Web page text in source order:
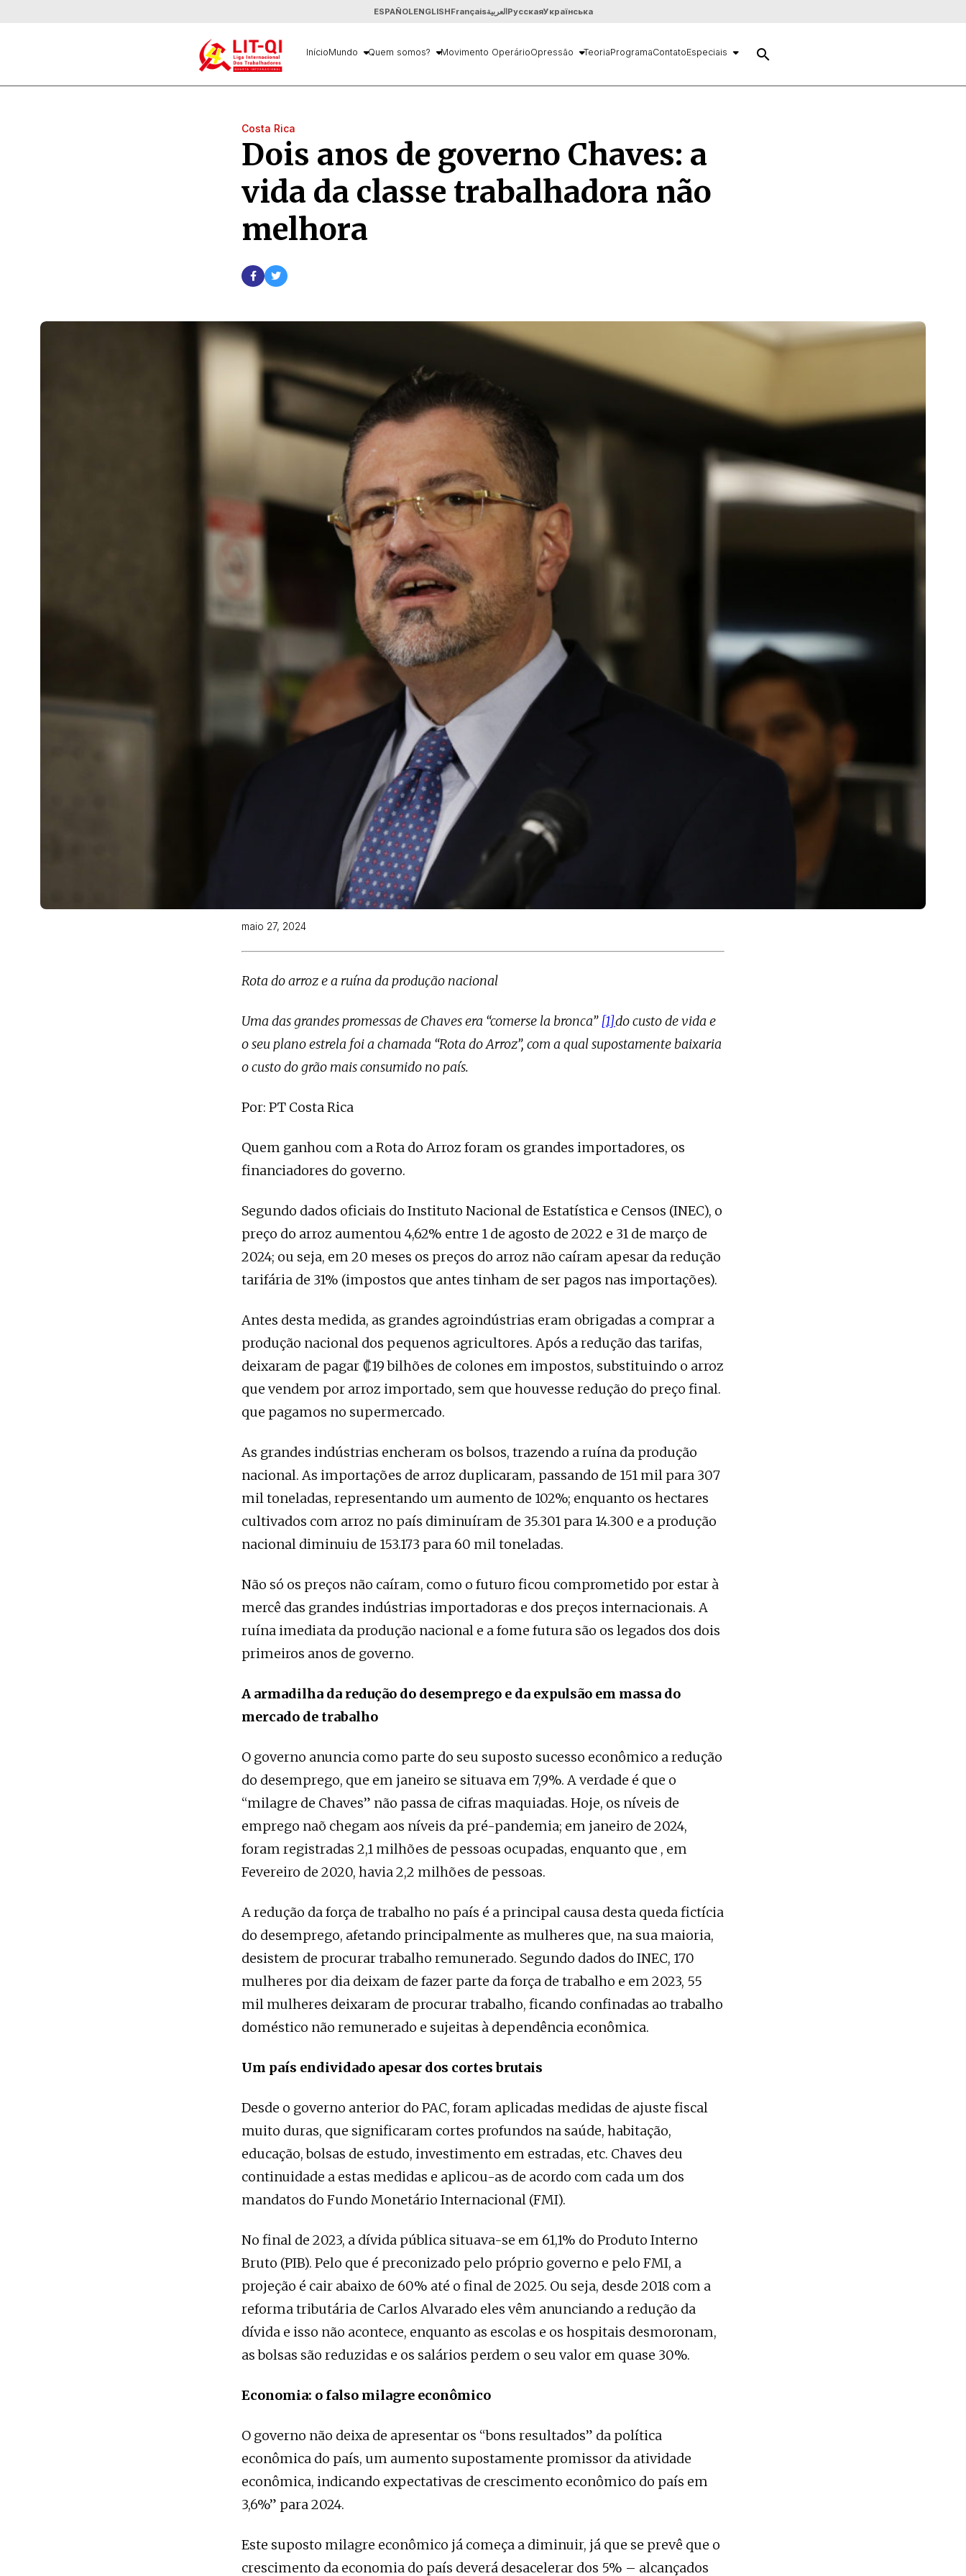
ESPAÑOLENGLISHFrançaisالعربيةРусскаяУкраїнська
InícioMundo Quem somos? Movimento OperárioOpressão TeoriaProgramaContatoEspeciais search
Costa Rica
Dois anos de governo Chaves: a
vida da classe trabalhadora não
melhora
maio 27, 2024
Rota do arroz e a ruína da produção nacional
Uma das grandes promessas de Chaves era “comerse la bronca” [1]do custo de vida e
o seu plano estrela foi a chamada “Rota do Arroz”, com a qual supostamente baixaria
o custo do grão mais consumido no país.
Por: PT Costa Rica
Quem ganhou com a Rota do Arroz foram os grandes importadores, os
financiadores do governo.
Segundo dados oficiais do Instituto Nacional de Estatística e Censos (INEC), o
preço do arroz aumentou 4,62% ​​entre 1 de agosto de 2022 e 31 de março de
2024; ou seja, em 20 meses os preços do arroz não caíram apesar da redução
tarifária de 31% (impostos que antes tinham de ser pagos nas importações).
Antes desta medida, as grandes agroindústrias eram obrigadas a comprar a
produção nacional dos pequenos agricultores. Após a redução das tarifas,
deixaram de pagar ₡19 bilhões de colones em impostos, substituindo o arroz
que vendem por arroz importado, sem que houvesse redução do preço final.
que pagamos no supermercado.
As grandes indústrias encheram os bolsos, trazendo a ruína da produção
nacional. As importações de arroz duplicaram, passando de 151 mil para 307
mil toneladas, representando um aumento de 102%; enquanto os hectares
cultivados com arroz no país diminuíram de 35.301 para 14.300 e a produção
nacional diminuiu de 153.173 para 60 mil toneladas.
Não só os preços não caíram, como o futuro ficou comprometido por estar à
mercê das grandes indústrias importadoras e dos preços internacionais. A
ruína imediata da produção nacional e a fome futura são os legados dos dois
primeiros anos de governo.
A armadilha da redução do desemprego e da expulsão em massa do
mercado de trabalho
O governo anuncia como parte do seu suposto sucesso econômico a redução
do desemprego, que em janeiro se situava em 7,9%. A verdade é que o
“milagre de Chaves” não passa de cifras maquiadas. Hoje, os níveis de
emprego naõ chegam aos níveis da pré-pandemia; em janeiro de 2024,
foram registradas 2,1 milhões de pessoas ocupadas, enquanto que , em
Fevereiro de 2020, havia 2,2 milhões de pessoas.
A redução da força de trabalho no país é a principal causa desta queda fictícia
do desemprego, afetando principalmente as mulheres que, na sua maioria,
desistem de procurar trabalho remunerado. Segundo dados do INEC, 170
mulheres por dia deixam de fazer parte da força de trabalho e em 2023, 55
mil mulheres deixaram de procurar trabalho, ficando confinadas ao trabalho
doméstico não remunerado e sujeitas à dependência econômica.
Um país endividado apesar dos cortes brutais
Desde o governo anterior do PAC, foram aplicadas medidas de ajuste fiscal
muito duras, que significaram cortes profundos na saúde, habitação,
educação, bolsas de estudo, investimento em estradas, etc. Chaves deu
continuidade a estas medidas e aplicou-as de acordo com cada um dos
mandatos do Fundo Monetário Internacional (FMI).
No final de 2023, a dívida pública situava-se em 61,1% do Produto Interno
Bruto (PIB). Pelo que é preconizado pelo próprio governo e pelo FMI, a
projeção é cair abaixo de 60% até o final de 2025. Ou seja, desde 2018 com a
reforma tributária de Carlos Alvarado eles vêm anunciando a redução da
dívida e isso não acontece, enquanto as escolas e os hospitais desmoronam,
as bolsas são reduzidas e os salários perdem o seu valor em quase 30%.
Economia: o falso milagre econômico
O governo não deixa de apresentar os “bons resultados” da política
econômica do país, um aumento supostamente promissor da atividade
econômica, indicando expectativas de crescimento econômico do país em
3,6%” para 2024.
Este suposto milagre econômico já começa a diminuir, já que se prevê que o
crescimento da economia do país deverá desacelerar dos 5% – alcançados